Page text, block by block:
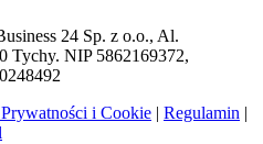
24 Sp. z o.o., Al.
Tychy. NIP 5862169372,
i Cookie | Regulamin |